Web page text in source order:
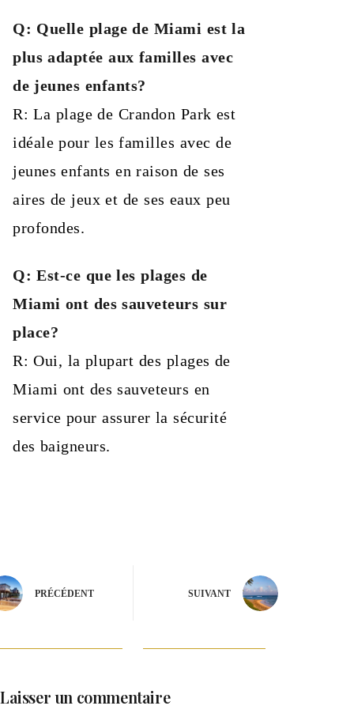
Q: Quelle plage de Miami est la
plus adaptée aux familles avec
de jeunes enfants?
R: La plage de Crandon Park est
idéale pour les familles avec de
jeunes enfants en raison de ses
aires de jeux et de ses eaux peu
profondes.
Q: Est-ce que les plages de
Miami ont des sauveteurs sur
place?
R: Oui, la plupart des plages de
Miami ont des sauveteurs en
service pour assurer la sécurité
des baigneurs.
PRÉCÉDENT SUIVANT
Laisser un commentaire